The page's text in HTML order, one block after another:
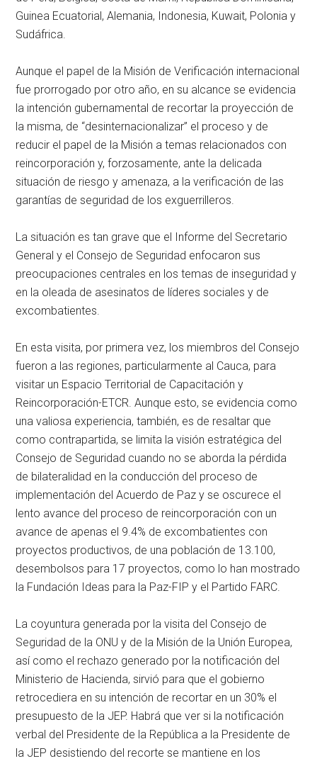
Guinea Ecuatorial, Alemania, Indonesia, Kuwait, Polonia y
Sudáfrica.
Aunque el papel de la Misión de Verificación internacional
fue prorrogado por otro año, en su alcance se evidencia
la intención gubernamental de recortar la proyección de
la misma, de “desinternacionalizar” el proceso y de
reducir el papel de la Misión a temas relacionados con
reincorporación y, forzosamente, ante la delicada
situación de riesgo y amenaza, a la verificación de las
garantías de seguridad de los exguerrilleros.
La situación es tan grave que el Informe del Secretario
General y el Consejo de Seguridad enfocaron sus
preocupaciones centrales en los temas de inseguridad y
en la oleada de asesinatos de líderes sociales y de
excombatientes.
En esta visita, por primera vez, los miembros del Consejo
fueron a las regiones, particularmente al Cauca, para
visitar un Espacio Territorial de Capacitación y
Reincorporación-ETCR. Aunque esto, se evidencia como
una valiosa experiencia, también, es de resaltar que
como contrapartida, se limita la visión estratégica del
Consejo de Seguridad cuando no se aborda la pérdida
de bilateralidad en la conducción del proceso de
implementación del Acuerdo de Paz y se oscurece el
lento avance del proceso de reincorporación con un
avance de apenas el 9.4% de excombatientes con
proyectos productivos, de una población de 13.100,
desembolsos para 17 proyectos, como lo han mostrado
la Fundación Ideas para la Paz-FIP y el Partido FARC.
La coyuntura generada por la visita del Consejo de
Seguridad de la ONU y de la Misión de la Unión Europea,
así como el rechazo generado por la notificación del
Ministerio de Hacienda, sirvió para que el gobierno
retrocediera en su intención de recortar en un 30% el
presupuesto de la JEP. Habrá que ver si la notificación
verbal del Presidente de la República a la Presidente de
la JEP desistiendo del recorte se mantiene en los